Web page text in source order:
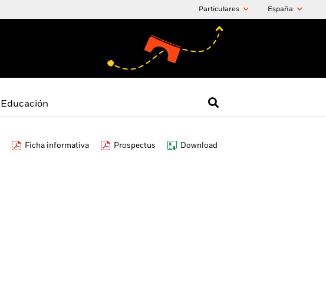
Particulares España
Educación
Ficha informativa Prospectus Download